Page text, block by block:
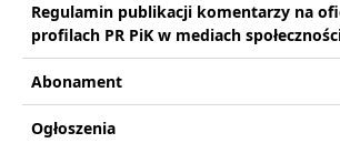
Regulamin publikacji komentarzy na
profilach PR PiK w mediach
Abonament
Ogłoszenia